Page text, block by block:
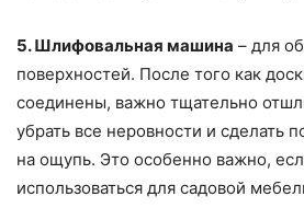
5. Шлифовальная машина – для
поверхностей. После того как
соединены, важно тщательно
убрать все неровности и сделать
на ощупь. Это особенно важно,
использоваться для садовой